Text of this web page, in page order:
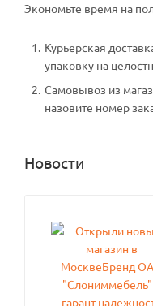
Экономьте время на
Курьерская
упаковку на
Самовывоз из
назовите номер
Новости